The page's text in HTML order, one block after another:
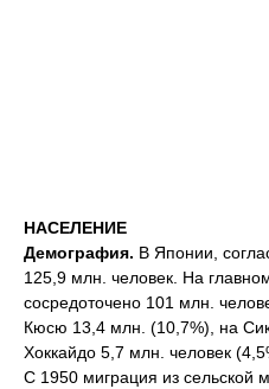
НАСЕЛЕНИЕ
Демография. В Японии,
125,9 млн. человек. На
сосредоточено 101 млн.
Кюсю 13,4 млн. (10,7%), на
Хоккайдо 5,7 млн. человек
С 1950 миграция из сельской